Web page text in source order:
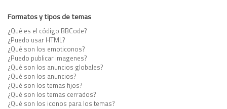
Formatos y tipos de temas
¿Qué es el código BBCode?
¿Puedo usar HTML?
¿Qué son los emoticonos?
¿Puedo publicar imagenes?
¿Qué son los anuncios globales?
¿Qué son los anuncios?
¿Qué son los temas fijos?
¿Qué son los temas cerrados?
¿Qué son los iconos para los temas?